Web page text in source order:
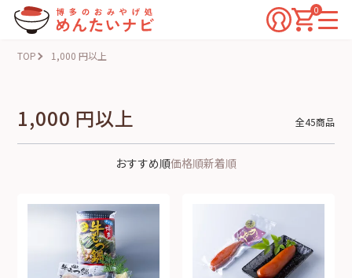
0
TOP 1,000 円以上
1,000 円以上 全45商品
おすすめ順価格順新着順